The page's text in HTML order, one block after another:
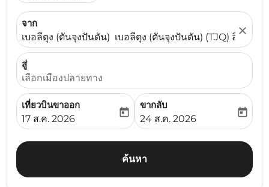
จาก
เบอลีตุง (ตันจุงปันดัน) เบอลีตุง (ตันจุงปันดัน) (TJQ) อินโดนีเ
close
สู่
เลือกเมืองปลายทาง
เที่ยวบินขาออก
fc-booking-departure-date-aria-label
17 ส.ค. 2026
today
ขากลับ
fc-booking-return-date-
24 ส.ค. 2026
today
ค้นหา